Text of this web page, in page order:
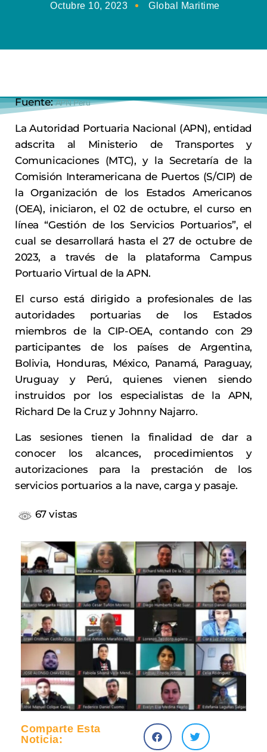
Octubre 10, 2023 Global Maritime
Fuente:APN Perú
La Autoridad Portuaria Nacional (APN), entidad
adscrita al Ministerio de Transportes y
Comunicaciones (MTC), y la Secretaría de la
Comisión Interamericana de Puertos (S/CIP) de
la Organización de los Estados Americanos
(OEA), iniciaron, el 02 de octubre, el curso en
línea “Gestión de los Servicios Portuarios”, el
cual se desarrollará hasta el 27 de octubre de
2023, a través de la plataforma Campus
Portuario Virtual de la APN.
El curso está dirigido a profesionales de las
autoridades portuarias de los Estados
miembros de la CIP-OEA, contando con 29
participantes de los países de Argentina,
Bolivia, Honduras, México, Panamá, Paraguay,
Uruguay y Perú, quienes vienen siendo
instruidos por los especialistas de la APN,
Richard De la Cruz y Johnny Najarro.
Las sesiones tienen la finalidad de dar a
conocer los alcances, procedimientos y
autorizaciones para la prestación de los
servicios portuarios a la nave, carga y pasaje.
67 vistas
Comparte Esta
Noticia: